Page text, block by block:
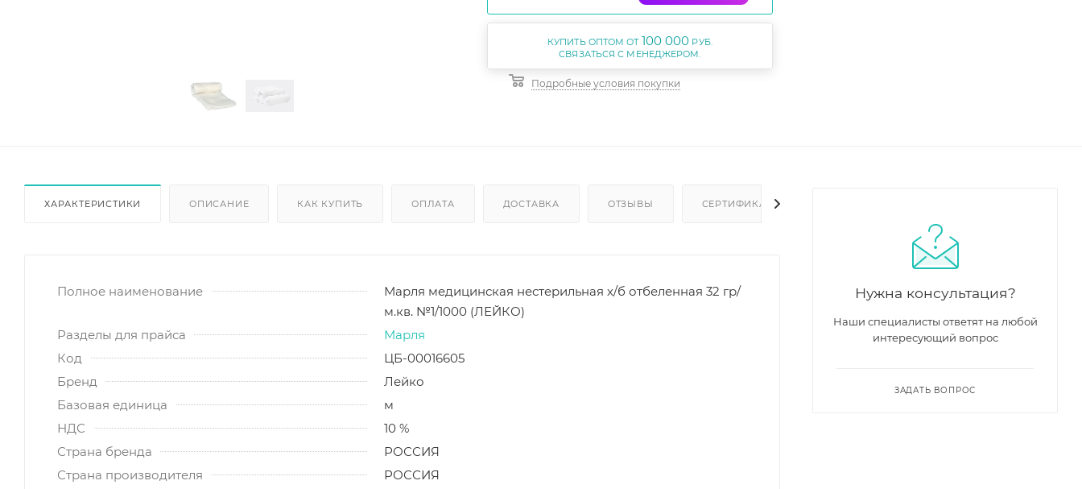
КУПИТЬ ОПТОМ ОТ 100 000 РУБ.
Подробные условия покупки
ХАРАКТЕРИСТИКИ ОПИСАНИЕ КАК КУПИТЬ ОПЛАТА ДОСТАВКА ОТЗЫВЫ СЕРТИФИКАТЫ
Полное наименование
Марля медицинская нестерильная х/б отбеленная 32 гр/
м.кв. №1/1000 (ЛЕЙКО)
Разделы для прайса
Марля
Код
ЦБ-00016605
Бренд
Лейко
Базовая единица
м
НДС
10 %
Страна бренда
РОССИЯ
Страна производителя
РОССИЯ
Нужна консультация?
Наши специалисты ответят на любой
интересующий вопрос
ЗАДАТЬ ВОПРОС